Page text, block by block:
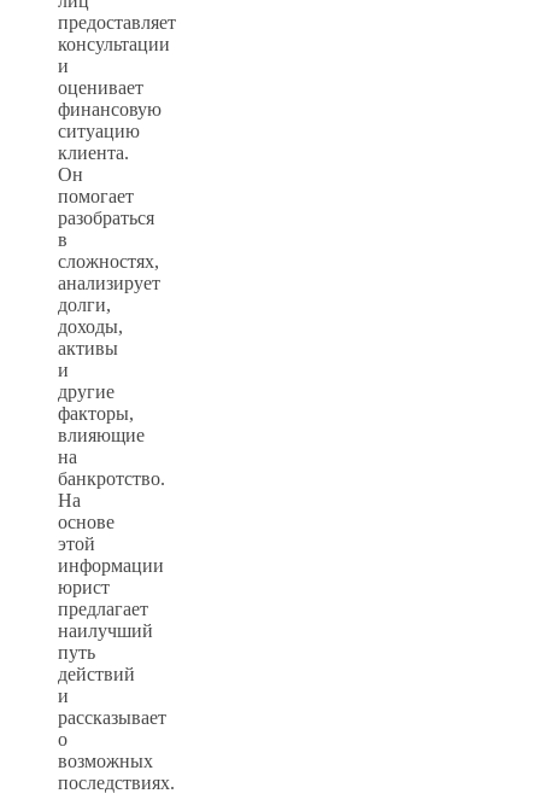
предоставляет
консультации
и
оценивает
финансовую
ситуацию
клиента.
Он
помогает
разобраться
в
сложностях,
анализирует
долги,
доходы,
активы
и
другие
факторы,
влияющие
на
банкротство.
На
основе
этой
информации
юрист
предлагает
наилучший
путь
действий
и
рассказывает
о
возможных
последствиях.